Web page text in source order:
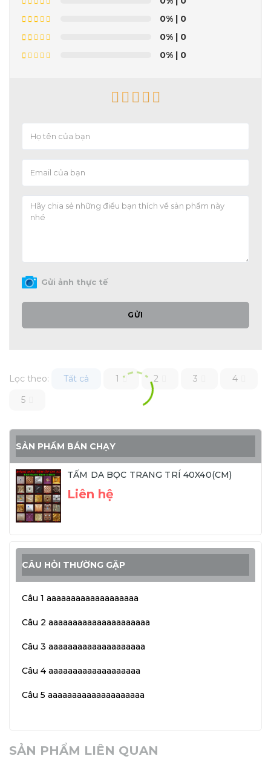
0% | 0
0% | 0
0% | 0
Gửi ảnh thực tế
GỬI
Lọc theo: Tất cả 1 2 3
4
5
SẢN PHẨM BÁN CHẠY
TẤM DA BỌC TRANG TRÍ 40X40(CM)
Liên hệ
CÂU HỎI THƯỜNG GẶP
Câu 1 aaaaaaaaaaaaaaaaaaa
Câu 2 aaaaaaaaaaaaaaaaaaaaa
Câu 3 aaaaaaaaaaaaaaaaaaaa
Câu 4 aaaaaaaaaaaaaaaaaaa
Câu 5 aaaaaaaaaaaaaaaaaaaa
SẢN PHẨM LIÊN QUAN